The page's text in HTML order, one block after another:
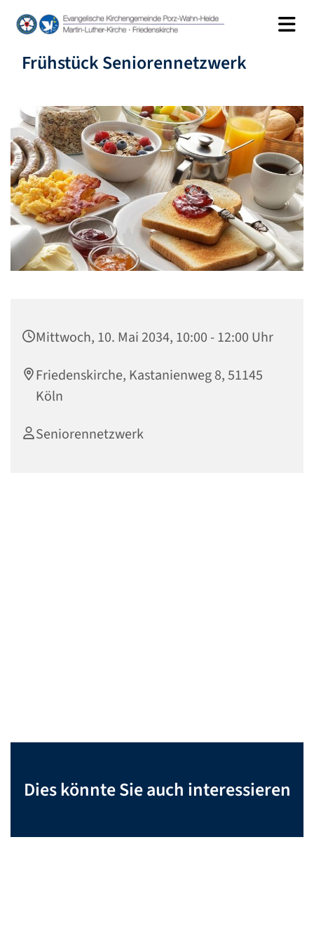
Frühstück Seniorennetzwerk
Mittwoch, 10. Mai 2034, 10:00 - 12:00 Uhr
Friedenskirche, Kastanienweg 8, 51145
Köln
Seniorennetzwerk
Dies könnte Sie auch interessieren